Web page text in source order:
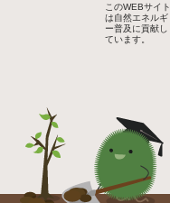
このWEBサイト
は自然エネルギ
ー普及に貢献し
ています。